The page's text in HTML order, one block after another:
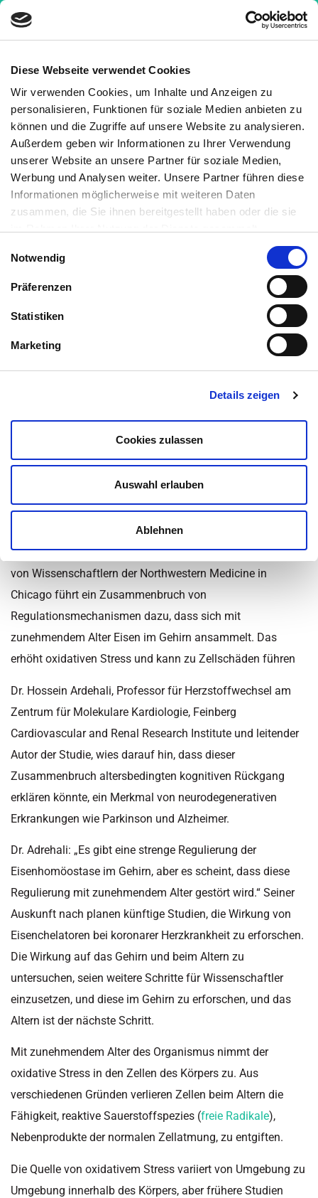
Diese Webseite verwendet Cookies
Wir verwenden Cookies, um Inhalte und Anzeigen zu
personalisieren, Funktionen für soziale Medien anbieten zu
können und die Zugriffe auf unsere Website zu analysieren.
Außerdem geben wir Informationen zu Ihrer Verwendung
unserer Website an unsere Partner für soziale Medien,
Werbung und Analysen weiter. Unsere Partner führen diese
Informationen möglicherweise mit weiteren Daten
zusammen, die Sie ihnen bereitgestellt haben oder die sie
haben. Sie können jederzeit die Cookie-Einstellungen
widerrufen oder ändern:
. Es befindet
sich auch ein Link in der Fußzeile zu den Einstellungen der
Cookies um diese jederzeit widerrufen oder ändern zu
können.
Notwendig
Präferenzen
Statistiken
Marketing
Details zeigen
Cookies zulassen
Auswahl erlauben
Ablehnen
Nachrichten »Wenn sich Eisen im Gehirn
anhäuft…
Wenn sich Eisen im Gehirn
anhäuft…
4 Minuten Medizinisch geprüft
Inhaltsüberblick
Neurodegenerative
Erkrankungen,News - Gesundheit,Parkinson,Wissen
Zuletzt aktualisiert am 24. November 2022 um 15:04
Mineral kann zu
neurodegenerativen
Krankheiten beitragen
Laut einer in der ZeitschrifteLifeveröffentlichten Studie
von Wissenschaftlern der Northwestern Medicine in
Chicago führt ein Zusammenbruch von
Regulationsmechanismen dazu, dass sich mit
zunehmendem Alter Eisen im Gehirn ansammelt. Das
erhöht oxidativen Stress und kann zu Zellschäden führen
Dr. Hossein Ardehali, Professor für Herzstoffwechsel am
Zentrum für Molekulare Kardiologie, Feinberg
Cardiovascular and Renal Research Institute und leitender
Autor der Studie, wies darauf hin, dass dieser
Zusammenbruch altersbedingten kognitiven Rückgang
erklären könnte, ein Merkmal von neurodegenerativen
Erkrankungen wie Parkinson und Alzheimer.
Dr. Adrehali: „Es gibt eine strenge Regulierung der
Eisenhomöostase im Gehirn, aber es scheint, dass diese
Regulierung mit zunehmendem Alter gestört wird.“ Seiner
Auskunft nach planen künftige Studien, die Wirkung von
Eisenchelatoren bei koronarer Herzkrankheit zu erforschen.
Die Wirkung auf das Gehirn und beim Altern zu
untersuchen, seien weitere Schritte für Wissenschaftler
einzusetzen, und diese im Gehirn zu erforschen, und das
Altern ist der nächste Schritt.
Mit zunehmendem Alter des Organismus nimmt der
oxidative Stress in den Zellen des Körpers zu. Aus
verschiedenen Gründen verlieren Zellen beim Altern die
Fähigkeit, reaktive Sauerstoffspezies (freie Radikale),
Nebenprodukte der normalen Zellatmung, zu entgiften.
Die Quelle von oxidativem Stress variiert von Umgebung zu
Umgebung innerhalb des Körpers, aber frühere Studien